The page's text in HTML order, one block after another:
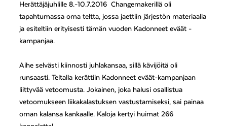
Herättäjäjuhlille 8.-10.7.2016 Changemakerillä oli
tapahtumassa oma teltta, jossa jaettiin järjestön materiaalia
ja esiteltiin erityisesti tämän vuoden Kadonneet eväät -
kampanjaa.
Aihe selvästi kiinnosti juhlakansaa, sillä kävijöitä oli
runsaasti. Teltalla kerättiin Kadonneet eväät-kampanjaan
liittyvää vetoomusta. Jokainen, joka halusi osallistua
vetoomukseen liikakalastuksen vastustamiseksi, sai painaa
oman kalansa kankaalle. Kaloja kertyi huimat 266